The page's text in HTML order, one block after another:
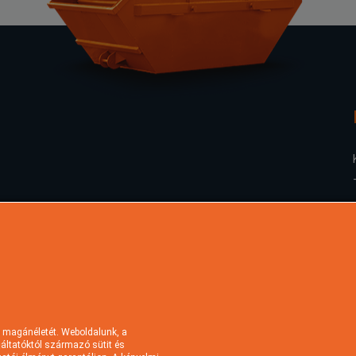
Weboldalunk, a
származó sütit és